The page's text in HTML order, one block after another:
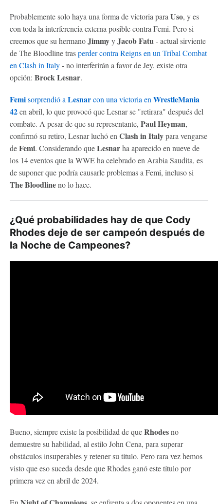
Probablemente solo haya una forma de victoria para Uso, y es
con toda la interferencia externa posible contra Femi. Pero si
creemos que su hermanoJimmyyJacob Fatu- actual sirviente
de The Bloodline trasperder contra Reigns en un Tribal Combat
en Clash in Italy- no interferirán a favor de Jey, existe otra
opción: Brock Lesnar.
Femisorprendió a Lesnarcon una victoria en WrestleMania
42en abril, lo que provocó que Lesnar se "retirara" después del
combate. A pesar de que su representante, Paul Heyman,
confirmó su retiro, Lesnar luchó en Clash in Italypara vengarse
deFemi. Considerando queLesnarha aparecido en nueve de
los 14 eventos que la WWE ha celebrado en Arabia Saudita, es
de suponer que podría causarle problemas a Femi, incluso si
The Bloodlineno lo hace.
¿Qué probabilidades hay de que Cody
Rhodes deje de ser campeón después de
la Noche de Campeones?
Bueno, siempre existe la posibilidad de queRhodesno
demuestre su habilidad, al estilo John Cena, para superar
obstáculos insuperables y retener su título. Pero rara vez hemos
visto que eso suceda desde que Rhodes ganó este título por
primera vez en abril de 2024.